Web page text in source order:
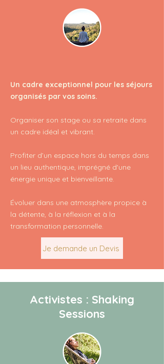
Un cadre exceptionnel pour les séjours
organisés par vos soins.
Organiser son stage ou sa retraite dans
un cadre idéal et vibrant.
Profiter d’un espace hors du temps dans
un lieu authentique, imprégné d'une
énergie unique et bienveillante.
Évoluer dans une atmosphère propice à
la détente, à la réflexion et à la
transformation personnelle.
Je demande un Devis
Activistes : Shaking
Sessions